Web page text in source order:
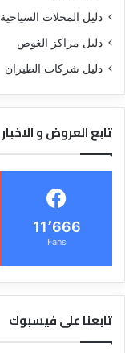
دليل المحلات السياحية
دليل مراكز الغوص
دليل شركات الطيران
تابع العروض و الاخبار
11٬666
Fans
تابعنا على فيسبوك